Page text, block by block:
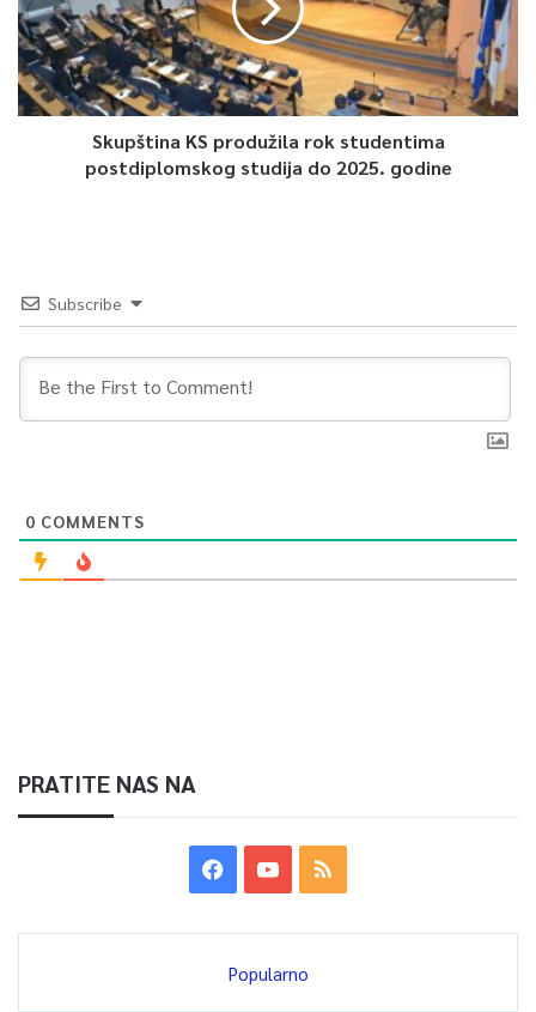
Article Rating
Skupština KS produžila rok studentima
postdiplomskog studija do 2025. godine
Subscribe
0 COMMENTS
PRATITE NAS NA
Popularno